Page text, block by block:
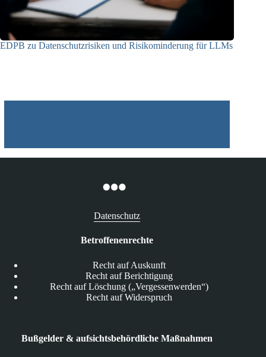
EDPB zu Datenschutzrisiken und Risikominderung für LLMs
Datenschutz
Betroffenenrechte
Recht auf Auskunft
Recht auf Berichtigung
Recht auf Löschung („Vergessenwerden“)
Recht auf Widerspruch
Bußgelder & aufsichtsbehördliche Maßnahmen